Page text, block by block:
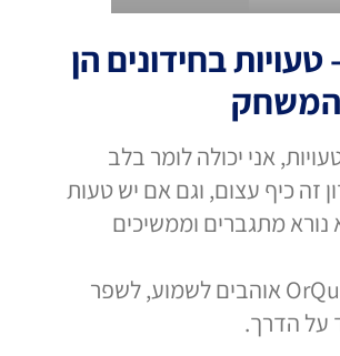
טעויות בחידונים הן
אני יכולה לומר בלב
זה כיף עצום, וגם אם יש טעות
נורא מתגברים וממשיכים
אנחנו ב־OrQuiz אוהבים לשמוע, לשפר
על הדרך.